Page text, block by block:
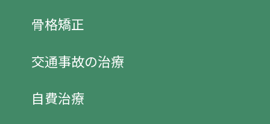
骨格矯正
交通事故の治療
自費治療